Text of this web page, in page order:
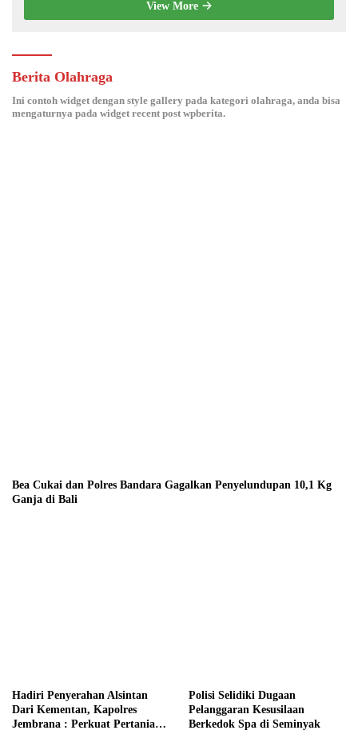
View More
Berita Olahraga
Ini contoh widget dengan style gallery pada kategori olahraga, anda bisa
mengaturnya pada widget recent post wpberita.
Bea Cukai dan Polres Bandara Gagalkan Penyelundupan 10,1 Kg
Ganja di Bali
Hadiri Penyerahan Alsintan
Dari Kementan, Kapolres
Jembrana : Perkuat Pertanian
Polisi Selidiki Dugaan
Pelanggaran Kesusilaan
Berkedok Spa di Seminyak